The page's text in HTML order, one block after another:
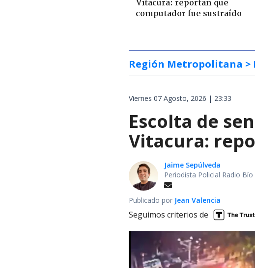
Vitacura: reportan que
computador fue sustraído
Región Metropolitana >
Viernes 07 Agosto, 2026 | 23:33
Escolta de
Vitacura:
Jaime Sepúlveda
Periodista Policial Radio
Publicado por Jean Valencia
Seguimos criterios de